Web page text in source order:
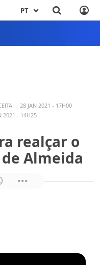
PT
28 JAN 2021 - 17H00
2021 - 14H25
realçar o
Almeida